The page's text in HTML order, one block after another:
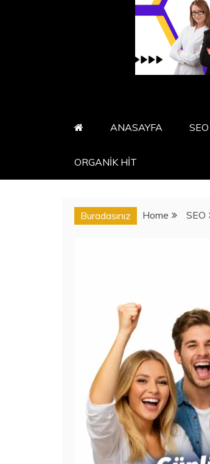
ANASAYFA
ORGANİK HİT
Buradasınız Home SEO